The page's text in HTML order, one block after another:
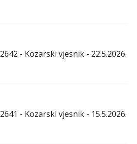
2642 - Kozarski vjesnik - 22.5.2026.
2641 - Kozarski vjesnik - 15.5.2026.